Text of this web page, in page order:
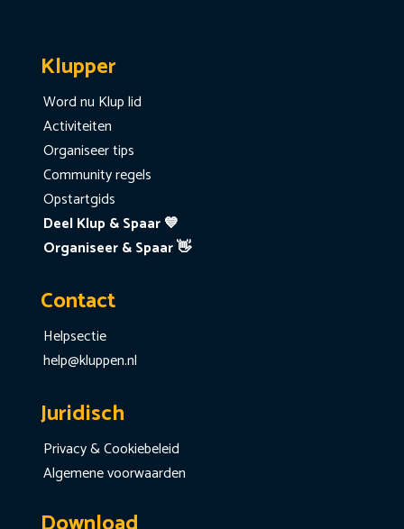
Klupper
Word nu Klup lid
Activiteiten
Organiseer tips
Community regels
Opstartgids
Deel Klup & Spaar 💙
Organiseer & Spaar 👋
Contact
Helpsectie
help@kluppen.nl
Juridisch
Privacy & Cookiebeleid
Algemene voorwaarden